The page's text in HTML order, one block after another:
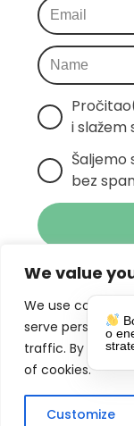
We value
We use cookies
serve
traffic. By
of cookies.
Customize
i slažem
bez
Klikom na
primanje
slažete s
o